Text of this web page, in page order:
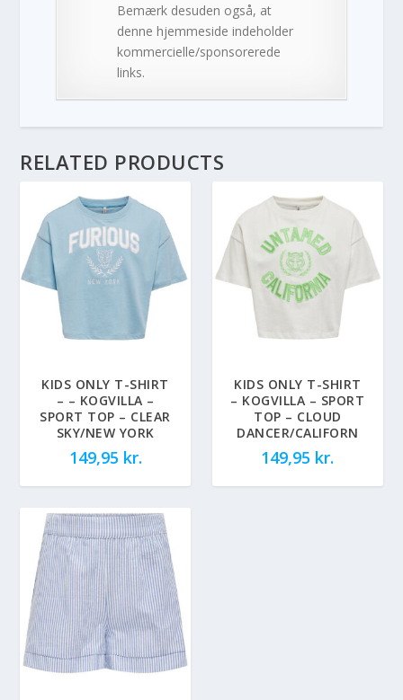
Bemærk desuden også, at
denne hjemmeside indeholder
kommercielle/sponsorerede
links.
RELATED PRODUCTS
KIDS ONLY T-SHIRT
– – KOGVILLA –
SPORT TOP – CLEAR
SKY/NEW YORK
149,95 kr.
KIDS ONLY T-SHIRT
– KOGVILLA – SPORT
TOP – CLOUD
DANCER/CALIFORN
149,95 kr.